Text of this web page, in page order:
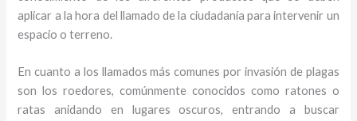
aplicar a la hora del llamado de la ciudadanía para intervenir un
espacio o terreno.
En cuanto a los llamados más comunes por invasión de plagas
son los roedores, comúnmente conocidos como ratones o
ratas anidando en lugares oscuros, entrando a buscar